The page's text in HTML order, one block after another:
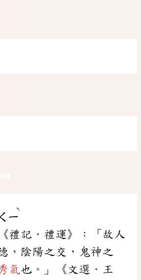
ㄑㄧ
ˋ
禮記．禮運》：「故人
，陰陽之交，鬼神之
氣也。」《文選．王